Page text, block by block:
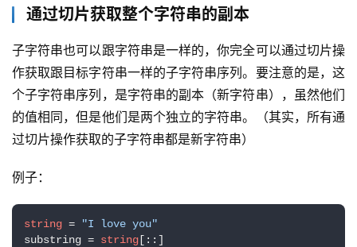
通过切片获取整个字符串的副本
子字符串也可以跟字符串是一样的，你完全可以通过切片操
作获取跟目标字符串一样的子字符串序列。要注意的是，这
个子字符串序列，是字符串的副本（新字符串），虽然他们
的值相同，但是他们是两个独立的字符串。（其实，所有通
过切片操作获取的子字符串都是新字符串）
例子：
string =
"I love you"
substring = string